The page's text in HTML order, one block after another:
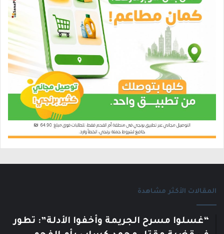
المقالات الأكثر مشاهدة
“غسلوا مسرح الجريمة وأخفوا الأدلة”: تطور